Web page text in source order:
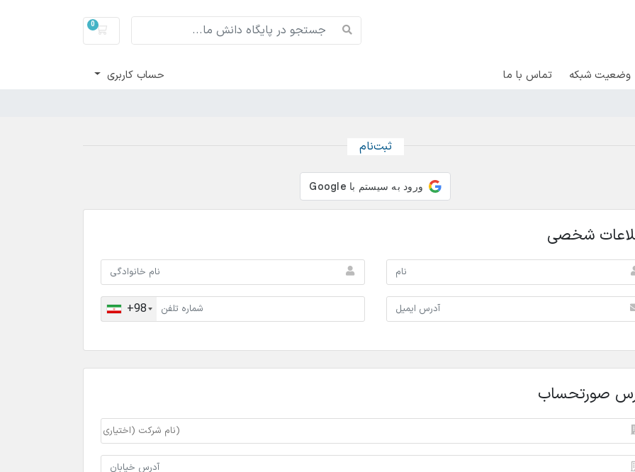
0
سبد خرید
وضعیت شبکه تماس با ما حساب کاربری
ثبت‌نام
شخصی
+98
صورتحساب